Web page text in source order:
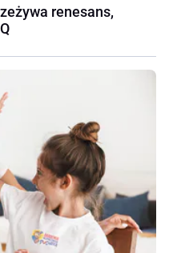
renesans,